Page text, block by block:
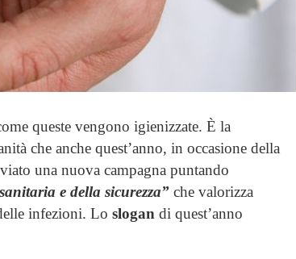
queste vengono igienizzate. È la
che anche quest’anno, in occasione della
una nuova campagna puntando
e della sicurezza” che valorizza
infezioni. Lo slogan di quest’anno